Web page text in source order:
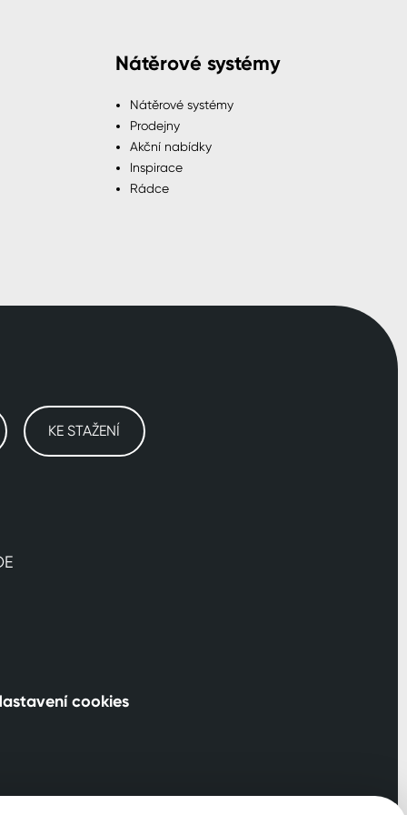
Nátěrové systémy
Nátěrové systémy
Prodejny
Akční nabídky
Inspirace
Rádce
KE STAŽENÍ
cookies